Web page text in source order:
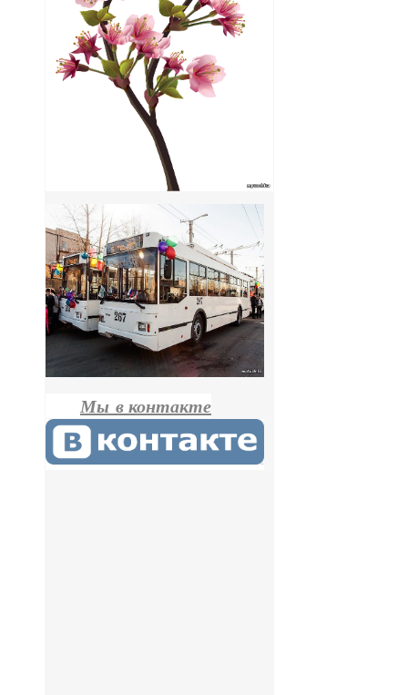
Мы в контакте